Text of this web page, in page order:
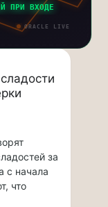
ПРИ ВХОДЕ
ORACLE LIVE
за
с начала
что